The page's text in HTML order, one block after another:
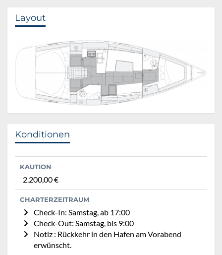
Layout
Konditionen
KAUTION
2.200,00 €
CHARTERZEITRAUM
Check-In: Samstag, ab 17:00
Check-Out: Samstag, bis 9:00
Notiz : Rückkehr in den Hafen am Vorabend
erwünscht.